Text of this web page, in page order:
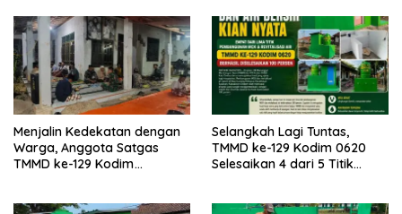
Cirebon
Cirebon
Menjalin Kedekatan dengan
Warga, Anggota Satgas
TMMD ke-129 Kodim
Selangkah Lagi Tuntas,
TMMD ke-129 Kodim 0620
Selesaikan 4 dari 5 Titik